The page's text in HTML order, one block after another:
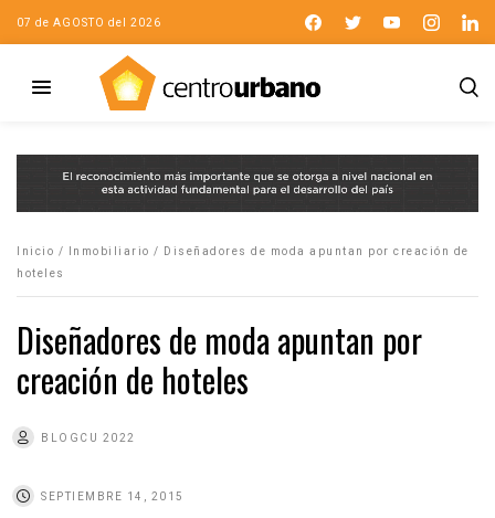
07 de AGOSTO del 2026
Inicio / Inmobiliario /
Diseñadores de moda apuntan por creación de
hoteles
Diseñadores de moda apuntan por
creación de hoteles
BLOGCU 2022
SEPTIEMBRE 14, 2015